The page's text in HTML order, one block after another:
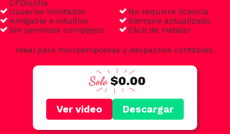
CFDIs/día
Usuarios ilimitados
No requiere licencia
Amigable e intuitivo
Siempre actualizado
Sin permisos complejos
Fácil de instalar
Ideal para microempresas y despachos contables.
Ver video Descargar